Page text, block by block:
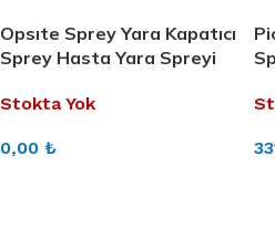
Opsıte Sprey Yara Kapatıcı
Sprey Hasta Yara Spreyi
Sprey Sargı
Stokta Yok
0,00 ₺